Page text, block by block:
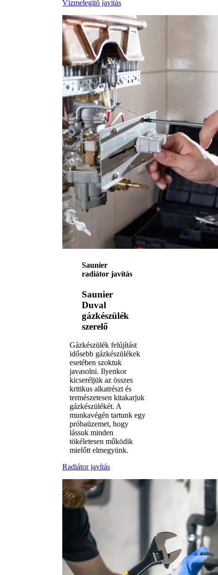
Vízmelegítő javítás
Saunier
radiátor javítás
Saunier
Duval
gázkészülék
szerelő
Gázkészülék felújítást
idősebb gázkészülékek
esetében szoktuk
javasolni. Ilyenkor
kicseréljük az összes
kritikus alkatrészt és
természetesen kitakarjuk
gázkészülékét. A
munkavégén tartunk egy
próbaüzemet, hogy
lássuk minden
tökéletesen működik
mielőtt elmegyünk.
Radiátor javítás